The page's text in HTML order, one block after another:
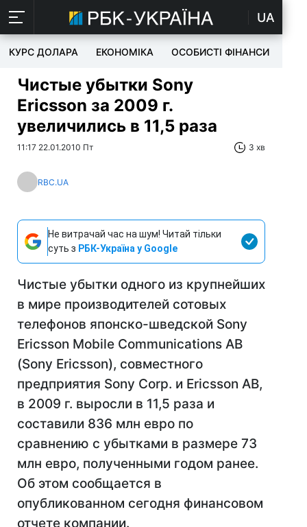
UA
КУРС ДОЛАРА ЕКОНОМІКА ОСОБИСТІ ФІНАНСИ
Чистые убытки Sony
Ericsson за 2009 г.
увеличились в 11,5 раза
11:17 22.01.2010 Пт 3 хв
RBC.UA
Не витрачай час на шум! Читай тільки
суть з РБК-Україна у Google
Чистые убытки одного из крупнейших
в мире производителей сотовых
телефонов японско-шведской Sony
Ericsson Mobile Communications AB
(Sony Ericsson), совместного
предприятия Sony Corp. и Ericsson AB,
в 2009 г. выросли в 11,5 раза и
составили 836 млн евро по
сравнению с убытками в размере 73
млн евро, полученными годом ранее.
Об этом сообщается в
опубликованном сегодня финансовом
отчете компании.